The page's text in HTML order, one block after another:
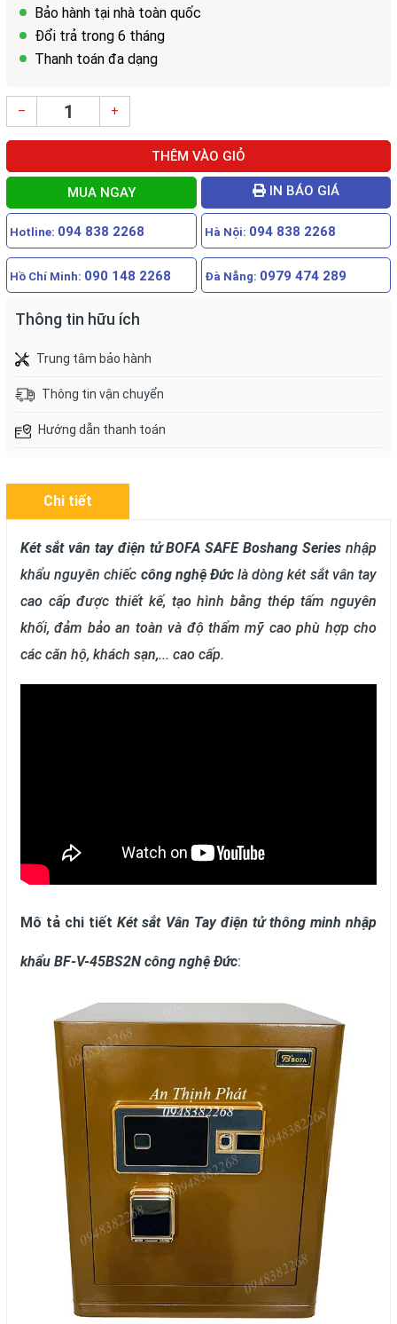
Bảo hành tại nhà toàn quốc
Đổi trả trong 6 tháng
Thanh toán đa dạng
– +
THÊM VÀO GIỎ
MUA NGAY IN BÁO GIÁ
Hotline: 094 838 2268 Hà Nội: 094 838 2268
Hồ Chí Minh: 090 148 2268 Đà Nẵng: 0979 474 289
Thông tin hữu ích
Trung tâm bảo hành
Thông tin vận chuyển
Hướng dẫn thanh toán
Chi tiết
Két sắt vân tay điện tử BOFA SAFE Boshang Seriesnhập
khẩu nguyên chiếc công nghệ Đứclà dòng két sắt vân tay
cao cấp được thiết kế, tạo hình bằng thép tấm nguyên
khối, đảm bảo an toàn và độ thẩm mỹ cao phù hợp cho
các căn hộ, khách sạn,... cao cấp.
Mô tả chi tiết Két sắt Vân Tay điện tử thông minh nhập
khẩu BF-V-45BS2N công nghệ Đức: